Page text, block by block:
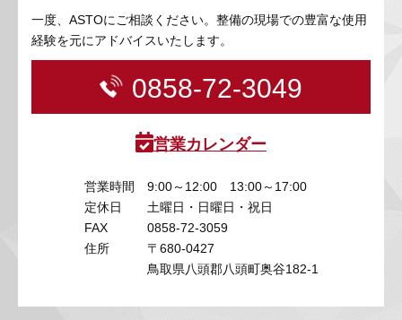
一度、ASTOにご相談ください。整備の現場での豊富な使用
経験を元にアドバイスいたします。
0858-72-3049
営業カレンダー
営業時間
9:00～12:00 13:00～17:00
定休日
土曜日・日曜日・祝日
FAX
0858-72-3059
住所
〒680-0427
鳥取県八頭郡八頭町奥谷182-1